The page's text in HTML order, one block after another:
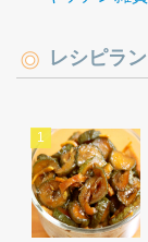
レシピラ